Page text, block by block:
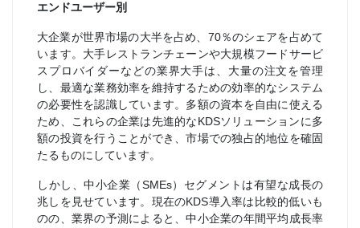
エンドユーザー別
大企業が世界市場の大半を占め、70％のシェアを占めて
います。大手レストランチェーンや大規模フードサービ
スプロバイダーなどの業界大手は、大量の注文を管理
し、最適な業務効率を維持するための効率的なシステム
の必要性を認識しています。多額の資本を自由に使える
ため、これらの企業は先進的なKDSソリューションに多
額の投資を行うことができ、市場での独占的地位を確固
たるものにしています。
しかし、中小企業（SMEs）セグメントは有望な成長の
兆しを見せています。現在のKDS導入率は比較的低いも
のの、業界の予測によると、中小企業の年間平均成長率